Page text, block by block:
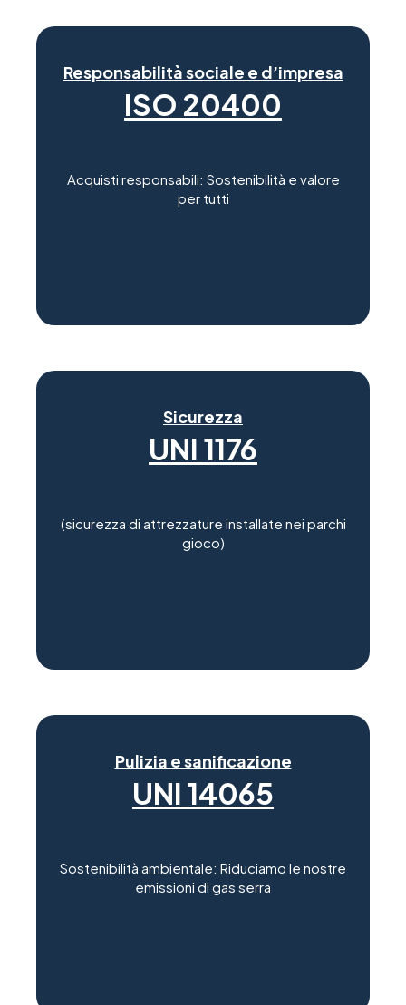
Responsabilità sociale e d’impresa
ISO 20400
Acquisti responsabili: Sostenibilità e valore
per tutti
Sicurezza
UNI 1176
(sicurezza di attrezzature installate nei parchi
gioco)
Pulizia e sanificazione
UNI 14065
Sostenibilità ambientale: Riduciamo le nostre
emissioni di gas serra